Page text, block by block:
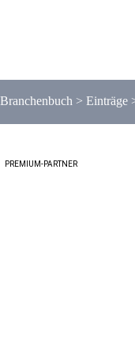
Branchenbuch > Einträge
PREMIUM-PARTNER